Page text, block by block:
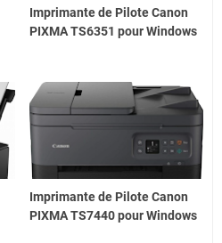
Imprimante de Pilote Canon
PIXMA TS6351 pour Windows
Imprimante de Pilote Canon
PIXMA TS7440 pour Windows